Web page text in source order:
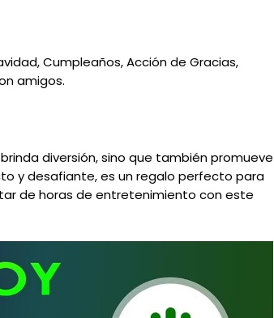
Cumpleaños, Acción de Gracias,
amigos.
diversión, sino que también promueve
y desafiante, es un regalo perfecto para
de horas de entretenimiento con este